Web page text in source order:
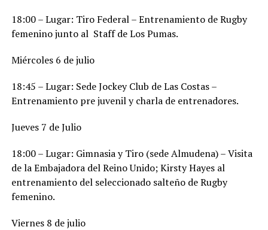
18:00 – Lugar: Tiro Federal – Entrenamiento de Rugby
femenino junto al Staff de Los Pumas.
Miércoles 6 de julio
18:45 – Lugar: Sede Jockey Club de Las Costas –
Entrenamiento pre juvenil y charla de entrenadores.
Jueves 7 de Julio
18:00 – Lugar: Gimnasia y Tiro (sede Almudena) – Visita
de la Embajadora del Reino Unido; Kirsty Hayes al
entrenamiento del seleccionado salteño de Rugby
femenino.
Viernes 8 de julio